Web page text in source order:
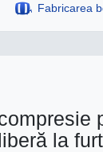
Fabricarea
la